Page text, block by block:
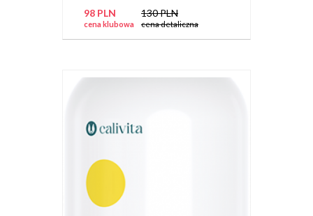
98 PLN
cena klubowa
130 PLN
cena detaliczna